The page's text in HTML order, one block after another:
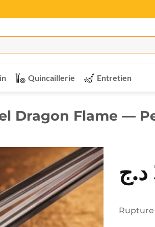
Quincaillerie Entretien
Dragon Flame —
د.ج